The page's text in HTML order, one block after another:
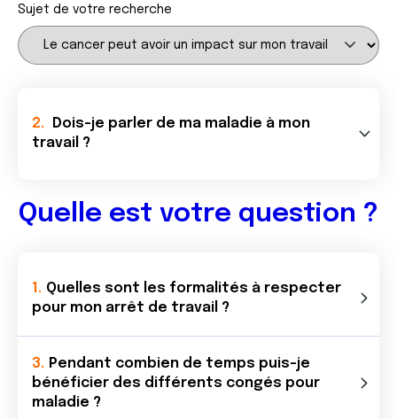
Sujet de votre recherche
Quelles sont les formalités à respecter
pour mon arrêt de travail ?
Pendant combien de temps puis-je
bénéficier des différents congés pour
maladie ?
Quelle est votre question ?
Dois-je parler de ma maladie à mon
travail ?